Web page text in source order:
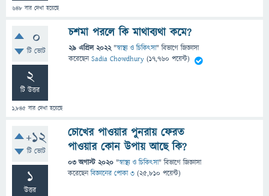
648 বার দেখা হয়েছে
0
টি ভোট
2
টি উত্তর
1,845 বার দেখা হয়েছে
চশমা পরলে কি মাথাব্যথা কমে?
29 এপ্রিল 2022 "স্বাস্থ্য ও চিকিৎসা" বিভাগে জিজ্ঞাসা
করেছেনSadia Chowdhury (17,760 পয়েন্ট)
+12
টি ভোট
1
উত্তর
চোখের পাওয়ার পুনরায় ফেরত
পাওয়ার কোন উপায় আছে কি?
03 অগাস্ট 2020 "স্বাস্থ্য ও চিকিৎসা" বিভাগে জিজ্ঞাসা
করেছেনবিজ্ঞানের পোকা ৩ (25,810 পয়েন্ট)